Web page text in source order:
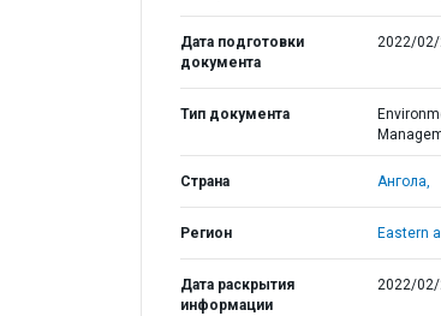
Дата подготовки
документа
2022/02/
Тип документа
Страна Ангола,
Регион Eastern
Дата раскрытия
информации
2022/02/